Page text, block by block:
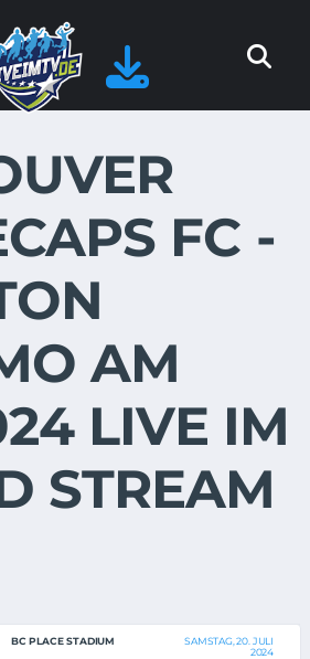
FC -
AM
LIVE IM
STREAM
BC PLACE STADIUM
SAMSTAG, 20. JULI
2024